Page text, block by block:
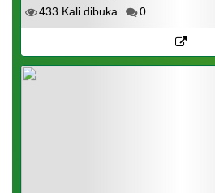
433 Kali dibuka 0